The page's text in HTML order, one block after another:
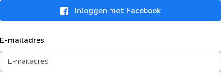
Inloggen met Facebook
E-mailadres